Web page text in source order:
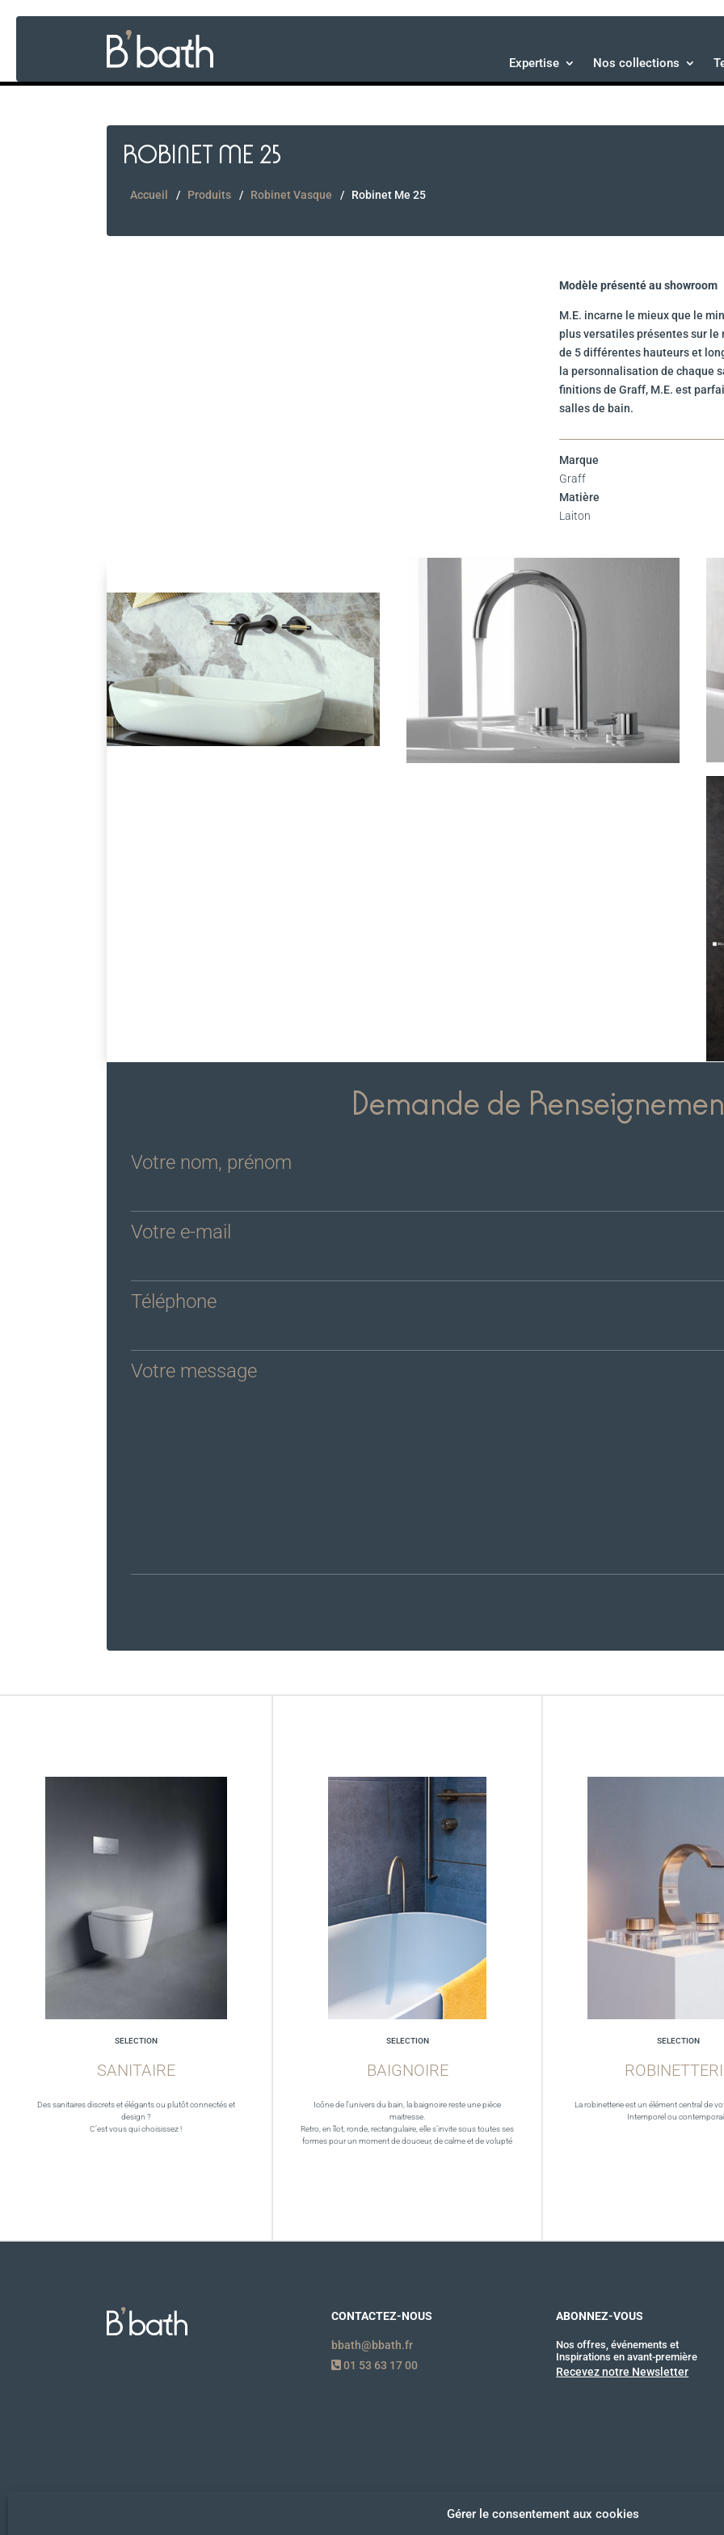
Gérer le consentement aux cookies
Expertise Nos collections
ROBINET ME 25
Accueil Produits Robinet Vasque Robinet Me 25
Modèle présenté au showroom
M.E. incarne le mieux que le
plus versatiles présentes sur
de 5 différentes hauteurs et
la personnalisation de chaque
finitions de Graff, M.E. est
salles de bain.
Marque
Graff
Matière
Laiton
Demande de
Votre nom, prénom
Votre e-mail
Téléphone
Votre message
SELECTION
SANITAIRE
Des sanitaires discrets et élégants ou plutôt connectés et
design ?
C’est vous qui choisissez !
SELECTION
BAIGNOIRE
Icône de l’univers du bain, la baignoire reste une pièce
maitresse.
Retro, en îlot, ronde, rectangulaire, elle s’invite sous toutes ses
formes pour un moment de douceur, de calme et de volupté
SELECTION
La robinetterie est un élément central de
Intemporel ou
CONTACTEZ-NOUS
bbath@bbath.fr
01 53 63 17 00
ABONNEZ-VOUS
Nos offres, événements et
Inspirations en avant-première
Recevez notre Newsletter